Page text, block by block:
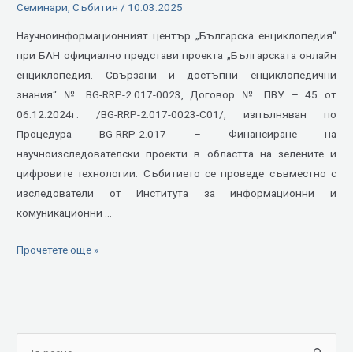
Семинари,Събития / 10.03.2025
Научноинформационният център „Българска енциклопедия“
при БАН официално представи проекта „Българската онлайн
енциклопедия. Свързани и достъпни енциклопедични
знания“ № BG-RRP-2.017-0023, Договор № ПВУ – 45 от
06.12.2024г. /BG-RRP-2.017-0023-C01/, изпълняван по
Процедура BG-RRP-2.017 – Финансиране на
научноизследователски проекти в областта на зелените и
цифровите технологии. Събитието се проведе съвместно с
изследователи от Института за информационни и
комуникационни …
Прочетете още »